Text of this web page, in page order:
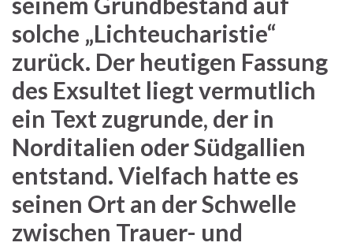
solche „Lichteucharistie“
zurück. Der heutigen Fassung
des Exsultet liegt vermutlich
ein Text zugrunde, der in
Norditalien oder Südgallien
entstand. Vielfach hatte es
seinen Ort an der Schwelle
zwischen Trauer- und